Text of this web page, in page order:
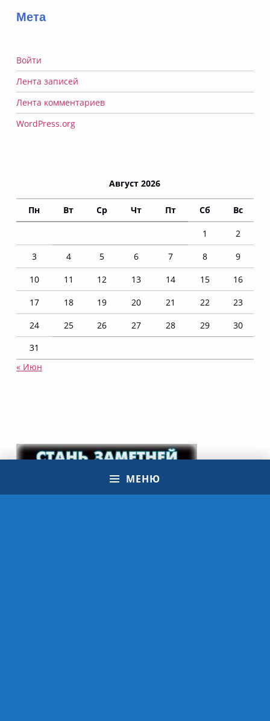
МЕНЮ
Мета
Войти
Лента записей
Лента комментариев
WordPress.org
Август 2026
Пн Вт Ср Чт Пт Сб Вс
1
2
3
4 5 6 7 8
9
10
11 12 13 14 15
16
17
18 19 20 21 22
23
24
25 26 27 28 29
30
31
« Июн